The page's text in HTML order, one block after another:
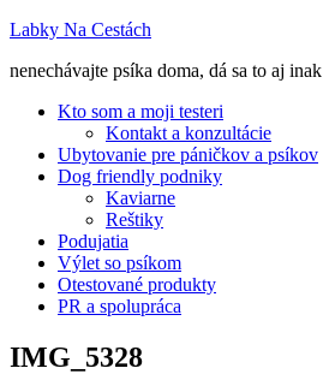
Labky Na Cestách
nenechávajte psíka doma, dá sa to aj inak
Kto som a moji testeri
Kontakt a konzultácie
Ubytovanie pre páničkov a psíkov
Dog friendly podniky
Kaviarne
Reštiky
Podujatia
Výlet so psíkom
Otestované produkty
PR a spolupráca
IMG_5328